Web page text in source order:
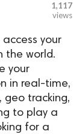
1,117
views
your
the world.
your
in real-time,
geo tracking,
to play a
for a